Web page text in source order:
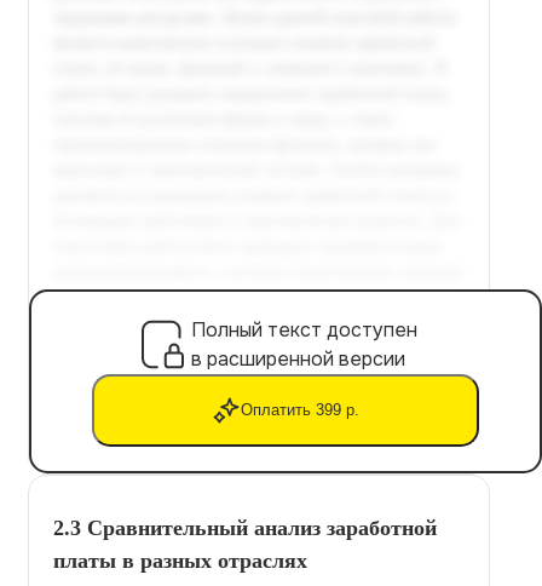
Полный текст доступен
в расширенной версии
Оплатить 399 р.
2.3 Сравнительный анализ заработной
платы в разных отраслях